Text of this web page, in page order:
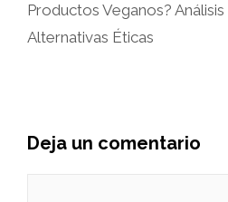
Productos Veganos?
Alternativas Éticas
Deja un comentario